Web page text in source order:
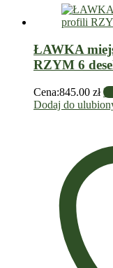
ŁAWKA
RZYM 6
Cena:845.00 zł
Dodaj do